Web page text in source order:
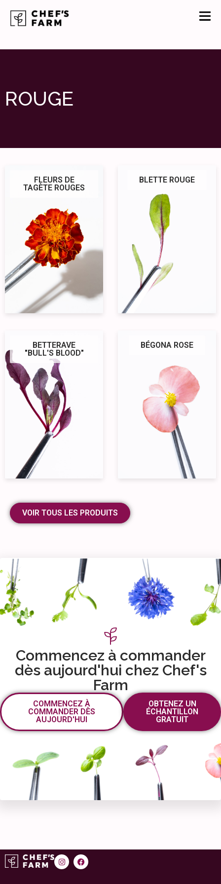
ROUGE
FLEURS DE
TAGÈTE ROUGES
BLETTE ROUGE
BETTERAVE
"BULL'S BLOOD"
BÉGONA ROSE
VOIR TOUS LES PRODUITS
Commencez à commander
dès aujourd'hui chez Chef's
Farm
COMMENCEZ À
COMMANDER DÈS
AUJOURD'HUI
OBTENEZ UN
ÉCHANTILLON
GRATUIT